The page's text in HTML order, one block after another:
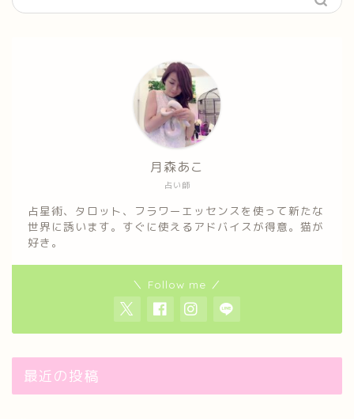
占い師
月森あこ
占星術、タロット、フラワーエッセンスを使って新たな
世界に誘います。すぐに使えるアドバイスが得意。猫が
好き。
＼ Follow me ／
最近の投稿